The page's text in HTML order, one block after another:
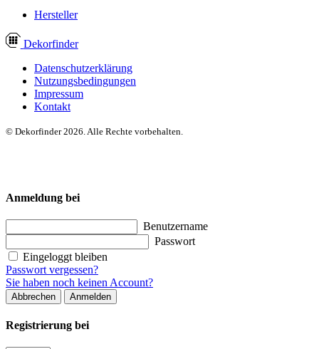
Hersteller
Dekorfinder
Datenschutzerklärung
Nutzungsbedingungen
Impressum
Kontakt
© Dekorfinder 2026. Alle Rechte vorbehalten.
Anmeldung bei
Benutzername
Passwort
Eingeloggt bleiben
Passwort vergessen?
Sie haben noch keinen Account?
Abbrechen Anmelden
Registrierung bei